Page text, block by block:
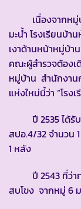
เนื่องจากหมู่บ้า
มะน้ำ โรงเรียนบ้
เงาด้านหน้าหมู่บ้า
คณะผู้สำรวจต้องเ
หมู่บ้าน สำนักงาน
แห่งใหม่นี้ว่า “โรง
ปี 2535 ได้รับจั
สปอ.4/32 จำนวน
1 หลัง
ปี 2543 ที่ว่ากา
สบโขง จากหมู่ 6